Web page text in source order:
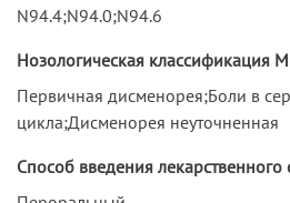
N94.4;N94.0;N94.6
Нозологическая классификация
Первичная дисменорея;Боли в
цикла;Дисменорея неуточненная
Способ введения лекарственного